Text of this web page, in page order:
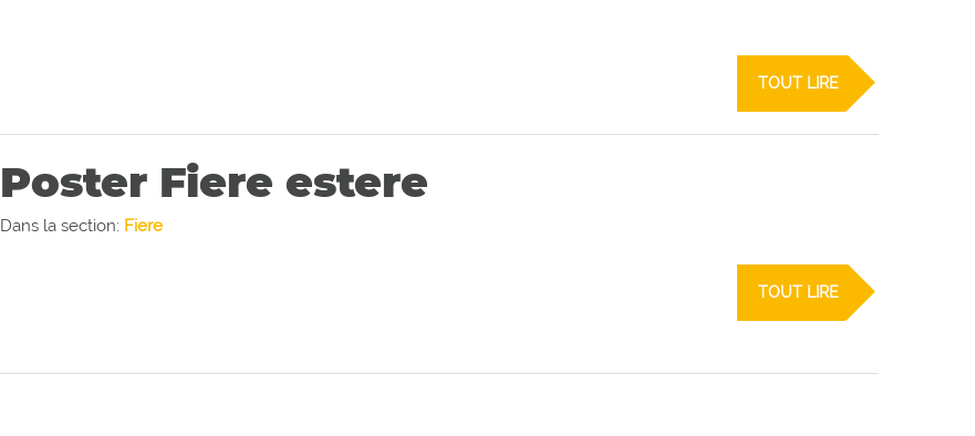
TOUT LIRE
Poster Fiere estere
Dans la section: Fiere
TOUT LIRE